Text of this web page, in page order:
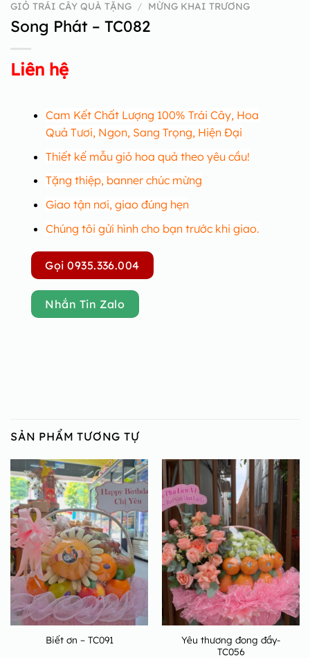
GIỎ TRÁI CÂY QUÀ TẶNG / MỪNG KHAI TRƯƠNG
Song Phát – TC082
Liên hệ
Cam Kết Chất Lượng 100% Trái Cây, Hoa
Quả Tươi, Ngon, Sang Trọng, Hiện Đại
Thiết kế mẫu giỏ hoa quả theo yêu cầu!
Tặng thiệp, banner chúc mừng
Giao tận nơi, giao đúng hẹn
Chúng tôi gửi hình cho bạn trước khi giao.
Gọi 0935.336.004
Nhắn Tin Zalo
SẢN PHẨM TƯƠNG TỰ
Biết ơn – TC091
Yêu thương đong đầy-
TC056